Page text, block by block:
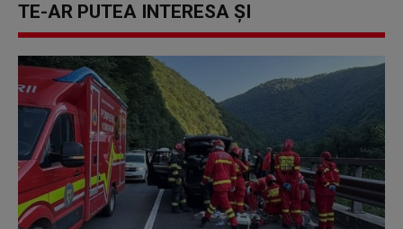
TE-AR PUTEA INTERESA ȘI